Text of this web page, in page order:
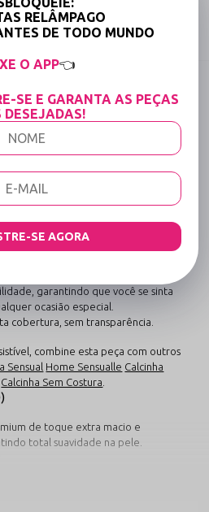
2123
com Biju e Perneira
- Vermelho
com Biju e Perneira - Conjunto
conjunto de lingerie
uma experiência sensorial única e um
especiais destaca-se pela
na pele. Os detalhes foram
garantindo que você se sinta
ocasião especial.
cobertura, sem transparência.
combine esta peça com outros
Sensual Home Sensualle Calcinha
Calcinha Sem Costura
de toque extra macio e
total suavidade na pele.
brasileiro. Recomendamos conferir
que o elastano permite uma ótima
RELÂMPAGO
DE TODO MUNDO
O APP👈
SE E GARANTA AS PEÇAS
DESEJADAS!
SE AGORA